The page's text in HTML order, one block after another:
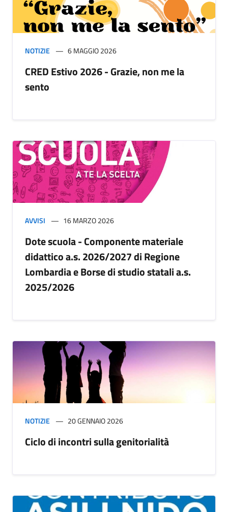
NOTIZIE 6 MAGGIO 2026
CRED Estivo 2026 - Grazie, non me la
sento
AVVISI 16 MARZO 2026
Dote scuola - Componente materiale
didattico a.s. 2026/2027 di Regione
Lombardia e Borse di studio statali a.s.
2025/2026
NOTIZIE 20 GENNAIO 2026
Ciclo di incontri sulla genitorialità